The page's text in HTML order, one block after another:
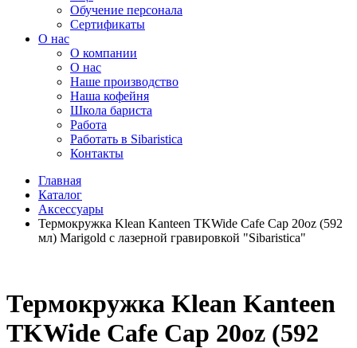
Обучение персонала
Сертификаты
О нас
O компании
О нас
Наше производство
Наша кофейня
Школа бариста
Работа
Работать в Sibaristica
Контакты
Главная
Каталог
Аксессуары
Термокружка Klean Kanteen TKWide Cafe Cap 20oz (592
мл) Marigold с лазерной гравировкой "Sibaristica"
Термокружка Klean Kanteen
TKWide Cafe Cap 20oz (592